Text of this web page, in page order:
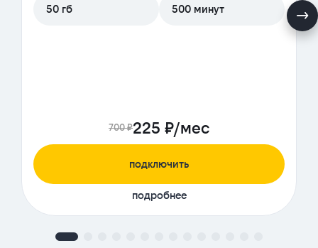
50 гб 500 минут
700 ₽225 ₽/мес
подключить
подробнее